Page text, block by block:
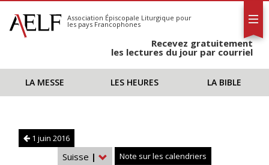
S'abonner
Calendrier
Association Épiscopale Liturgique pour
les pays Francophones
Recevez gratuitement
les lectures du jour par courriel
LA MESSE LES HEURES LA BIBLE
1 juin 2016
Suisse |
Note sur les calendriers